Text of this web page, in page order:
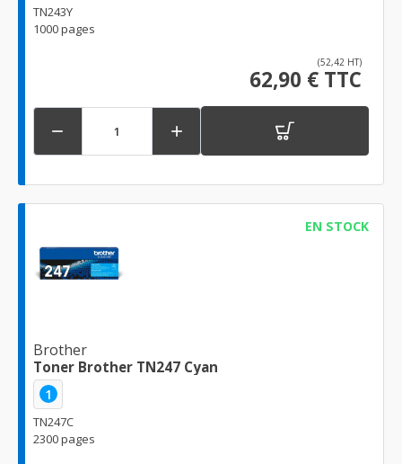
TN243Y
1000 pages
(52,42 HT)
62,90 € TTC
 
EN STOCK
Brother
Toner Brother TN247 Cyan
1
TN247C
2300 pages